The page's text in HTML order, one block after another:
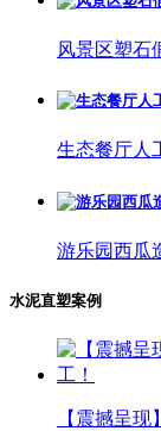
风景区塑石
生态餐厅人
游乐园西瓜
水泥直塑案例
【震撼呈